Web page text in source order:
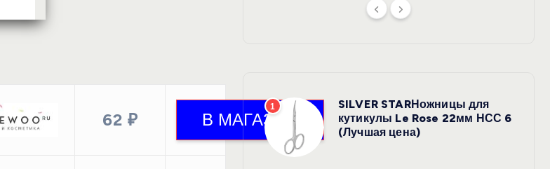
62 ₽
1
SILVER STARНожницы для
кутикулы Le Rose 22мм НСС 6
(Лучшая цена)